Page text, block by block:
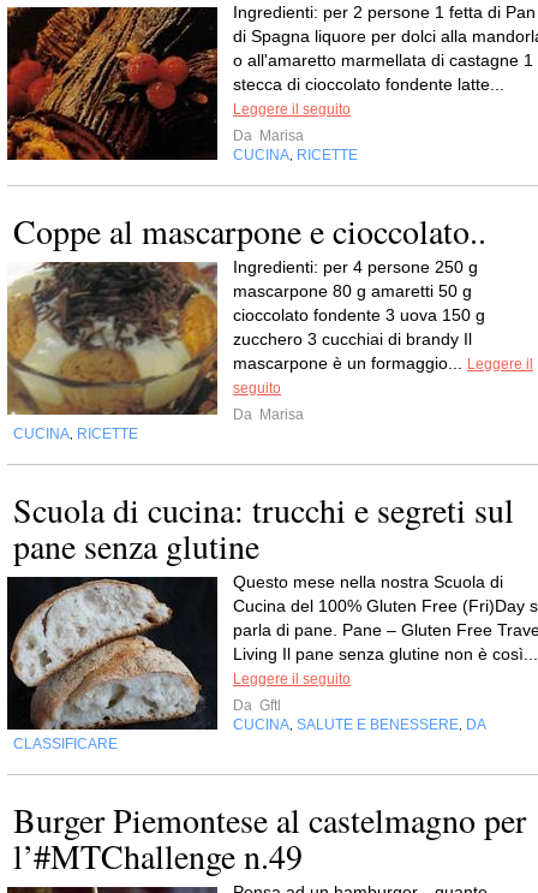
Ingredienti: per 2 persone 1 fetta di Pan
di Spagna liquore per dolci alla
o all'amaretto marmellata di castagne 1
stecca di cioccolato fondente latte...
Leggere il seguito
Da Marisa
CUCINA RICETTE
Coppe al mascarpone e cioccolato..
Ingredienti: per 4 persone 250 g
mascarpone 80 g amaretti 50 g
cioccolato fondente 3 uova 150 g
zucchero 3 cucchiai di brandy Il
mascarpone è un formaggio...
Leggere il
seguito
Da Marisa
CUCINA RICETTE
Scuola di cucina: trucchi e segreti sul
pane senza glutine
Questo mese nella nostra Scuola di
Cucina del 100% Gluten Free (Fri)Day
parla di pane. Pane – Gluten Free
Living Il pane senza glutine non è così...
Leggere il seguito
Da Gftl
CUCINA SALUTE E BENESSERE DA
CLASSIFICARE
Burger Piemontese al castelmagno per
l’#MTChallenge n.49